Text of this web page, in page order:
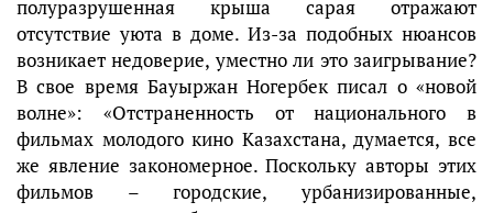
полуразрушенная крыша сарая отражают
отсутствие уюта в доме. Из-за подобных нюансов
возникает недоверие, уместно ли это заигрывание?
В свое время Бауыржан Ногербек писал о «новой
волне»: «Отстраненность от национального в
фильмах молодого кино Казахстана, думается, все
же явление закономерное. Поскольку авторы этих
фильмов – городские, урбанизированные,